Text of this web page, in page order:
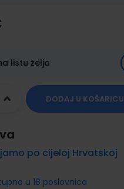
listu želja
DODAJ U KOŠARICU
po cijeloj Hrvatskoj
u 18 poslovnica